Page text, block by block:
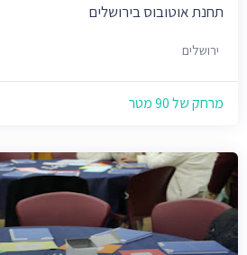
תחנת אוטובוס בירושלים
ירושלים
מרחק של 90 מטר